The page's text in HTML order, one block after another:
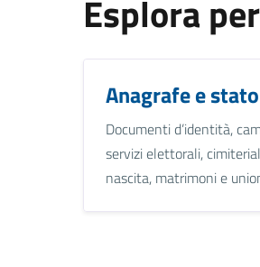
Esplora
Anagrafe e
Documenti d’identità,
servizi elettorali,
nascita, matrimoni e